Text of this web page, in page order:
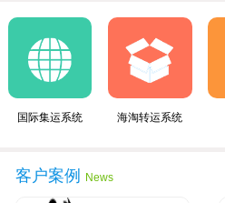
朗信集运系统与广州飞
黄金8月，朗信再次签约
恭喜“好管家集运”与我司
朗信集运系统手机端快速
黄金8月，朗信再次签约
国际集运系统 海淘转运系统
客户案例 News